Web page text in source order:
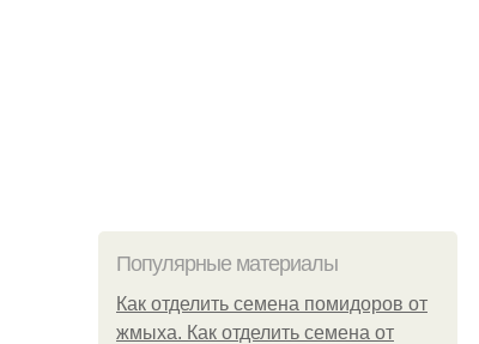
Популярные материалы
Как отделить семена помидоров от
жмыха. Как отделить семена от